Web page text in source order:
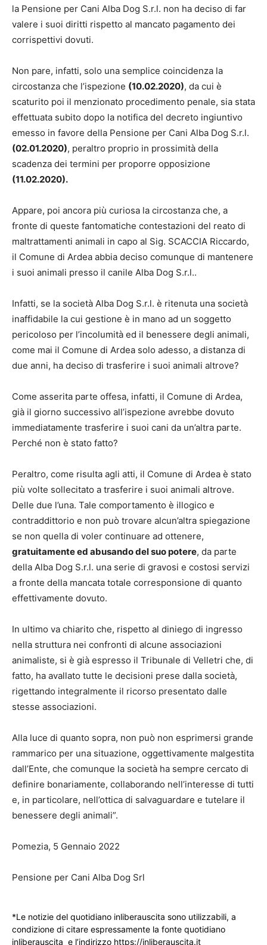
la Pensione per Cani Alba Dog S.r.l. non ha deciso di far
valere i suoi diritti rispetto al mancato pagamento dei
corrispettivi dovuti.
Non pare, infatti, solo una semplice coincidenza la
circostanza che l’ispezione (10.02.2020), da cui è
scaturito poi il menzionato procedimento penale, sia stata
effettuata subito dopo la notifica del decreto ingiuntivo
emesso in favore della Pensione per Cani Alba Dog S.r.l.
(02.01.2020), peraltro proprio in prossimità della
scadenza dei termini per proporre opposizione
(11.02.2020).
Appare, poi ancora più curiosa la circostanza che, a
fronte di queste fantomatiche contestazioni del reato di
maltrattamenti animali in capo al Sig. SCACCIA Riccardo,
il Comune di Ardea abbia deciso comunque di mantenere
i suoi animali presso il canile Alba Dog S.r.l..
Infatti, se la società Alba Dog S.r.l. è ritenuta una società
inaffidabile la cui gestione è in mano ad un soggetto
pericoloso per l’incolumità ed il benessere degli animali,
come mai il Comune di Ardea solo adesso, a distanza di
due anni, ha deciso di trasferire i suoi animali altrove?
Come asserita parte offesa, infatti, il Comune di Ardea,
già il giorno successivo all’ispezione avrebbe dovuto
immediatamente trasferire i suoi cani da un’altra parte.
Perché non è stato fatto?
Peraltro, come risulta agli atti, il Comune di Ardea è stato
più volte sollecitato a trasferire i suoi animali altrove.
Delle due l’una. Tale comportamento è illogico e
contraddittorio e non può trovare alcun’altra spiegazione
se non quella di voler continuare ad ottenere,
gratuitamente ed abusando del suo potere, da parte
della Alba Dog S.r.l. una serie di gravosi e costosi servizi
a fronte della mancata totale corresponsione di quanto
effettivamente dovuto.
In ultimo va chiarito che, rispetto al diniego di ingresso
nella struttura nei confronti di alcune associazioni
animaliste, si è già espresso il Tribunale di Velletri che, di
fatto, ha avallato tutte le decisioni prese dalla società,
rigettando integralmente il ricorso presentato dalle
stesse associazioni.
Alla luce di quanto sopra, non può non esprimersi grande
rammarico per una situazione, oggettivamente malgestita
dall’Ente, che comunque la società ha sempre cercato di
definire bonariamente, collaborando nell’interesse di tutti
e, in particolare, nell’ottica di salvaguardare e tutelare il
benessere degli animali”.
Pomezia, 5 Gennaio 2022
Pensione per Cani Alba Dog Srl
*Le notizie del quotidiano inliberauscita sono utilizzabili, a
condizione di citare espressamente la fonte quotidiano
inliberauscita e l’indirizzo https://inliberauscita.it